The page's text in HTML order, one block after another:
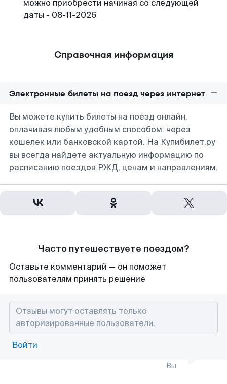
можно приобрести начиная со следующей
даты - 08-11-2026
Справочная информация
Электронные билеты на поезд через интернет
Вы можете купить билеты на поезд онлайн,
оплачивая любым удобным способом: через
кошелек или банковской картой. На Купибилет.ру
вы всегда найдете актуальную информацию по
расписанию поездов РЖД, ценам и направлениям.
Часто путешествуете поездом?
Оставьте комментарий — он поможет
пользователям принять решение
Войти
Вы